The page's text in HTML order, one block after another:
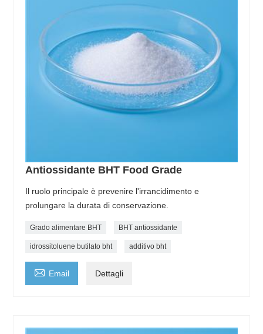
Antiossidante BHT Food Grade
Il ruolo principale è prevenire l'irrancidimento e
prolungare la durata di conservazione.
Grado alimentare BHT BHT antiossidante
idrossitoluene butilato bht additivo bht
 Email Dettagli